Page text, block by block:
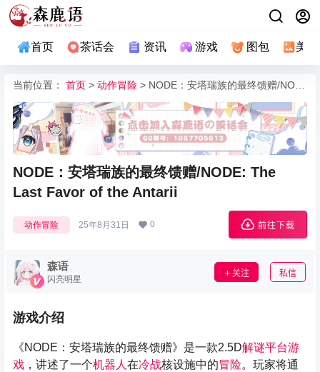
首页 茶话会 资讯 游戏 图包 美图
当前位置： 首页 > 动作冒险 > NODE：安塔瑞族的最终馈赠/NODE: The Last Favor of the Antarii
NODE：安塔瑞族的最终馈赠/NODE: The
Last Favor of the Antarii
动作冒险 25年8月31日 0 前往下载
森语
闪亮明星
关注 私信
游戏介绍
《NODE：安塔瑞族的最终馈赠》是一款2.5D解谜平台游
戏 ，讲述了一个机器人 在冷战核设施中的冒险。玩家将通